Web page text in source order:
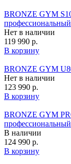
BRONZE GYM
профессиональный
Нет в наличии
119 990 р.
В корзину
BRONZE GYM
Нет в наличии
123 990 р.
В корзину
BRONZE GYM
профессиональный
В наличии
124 990 р.
В корзину